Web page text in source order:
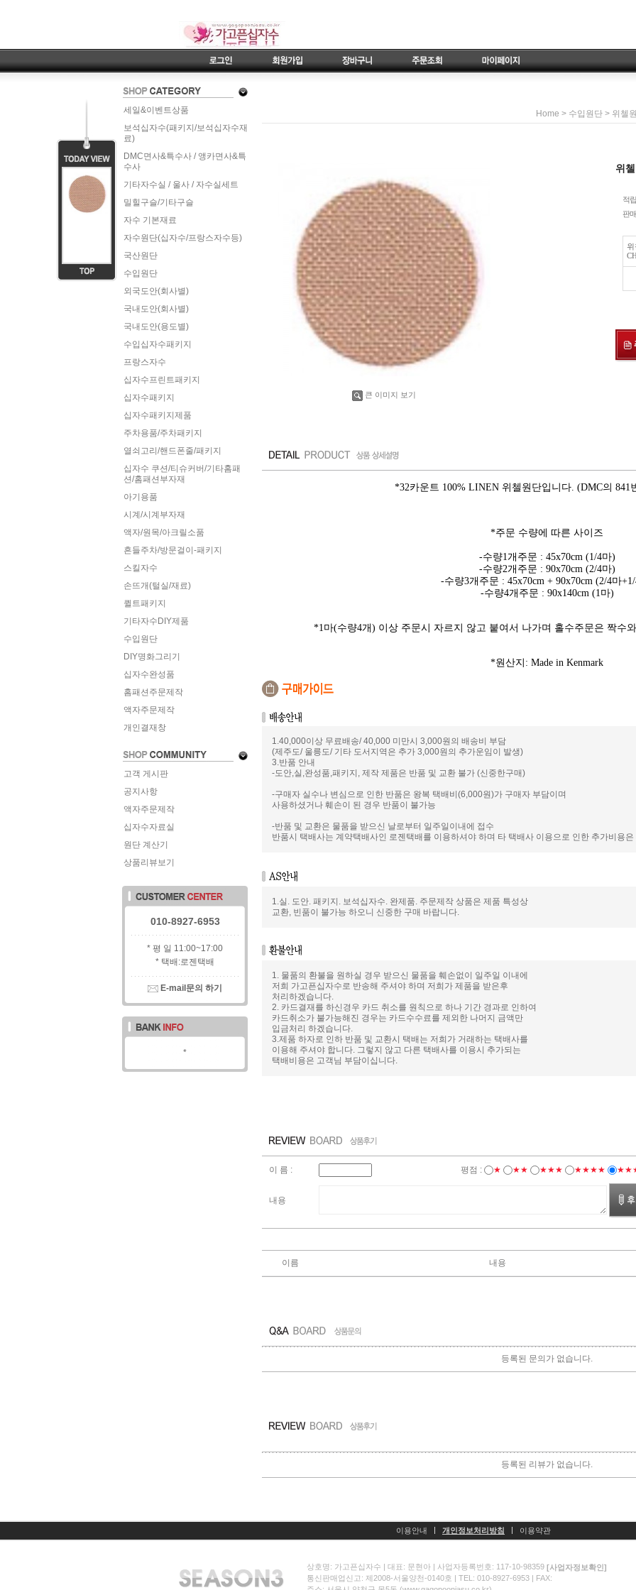
세일&이벤트상품
보석십자수(패키지/보석십자수재
료)
DMC면사&특수사 / 앵카면사&특
수사
기타자수실 / 울사 / 자수실세트
밀힐구슬/기타구슬
자수 기본재료
자수원단(십자수/프랑스자수등)
국산원단
수입원단
외국도안(회사별)
국내도안(회사별)
국내도안(용도별)
수입십자수패키지
프랑스자수
십자수프린트패키지
십자수패키지
십자수패키지제품
주차용품/주차패키지
열쇠고리/핸드폰줄/패키지
십자수 쿠션/티슈커버/기타홈패
션/홈패션부자재
아기용품
시계/시계부자재
액자/원목/아크릴소품
흔들주차/방문걸이-패키지
스킬자수
손뜨개(털실/재료)
퀼트패키지
기타자수DIY제품
수입원단
DIY명화그리기
십자수완성품
홈패션주문제작
액자주문제작
개인결재창
고객 게시판
공지사항
액자주문제작
십자수자료실
원단 계산기
상품리뷰보기
010-8927-6953
* 평 일 11:00~17:00
* 택배:로젠택배
E-mail문의 하기
*
Home > 수입원단 > 위첼
큰 이미지 보기
위
적
판
위
*32카운트 100% LINEN 위첼원단입니다. (DMC의 841
*주문 수량에 따른 사이즈
-수량1개주문 : 45x70cm (1/4마)
-수량2개주문 : 90x70cm (2/4마)
-수량3개주문 : 45x70cm + 90x70cm (2/4마
-수량4개주문 : 90x140cm (1마)
*1마(수량4개) 이상 주문시 자르지 않고 붙여서 나가며 홀수주문은 짝수
*원산지: Made in Kenmark
1.40,000이상 무료배송/ 40,000 미만시 3,000원의 배송비 부담
(제주도/ 울릉도/ 기타 도서지역은 추가 3,000원의 추가운임이 발생)
3.반품 안내
-도안,실,완성품,패키지, 제작 제품은 반품 및 교환 불가 (신중한구매)
-구매자 실수나 변심으로 인한 반품은 왕복 택배비(6,000원)가 구매자 부담이며
사용하셨거나 훼손이 된 경우 반품이 불가능
-반품 및 교환은 물품을 받으신 날로부터 일주일이내에 접수
반품시 택배사는 계약택배사인 로젠택배를 이용하셔야 하며 타 택배사 이용으로 인한 추가비용은
1.실. 도안. 패키지. 보석십자수. 완제품. 주문제작 상품은 제품 특성상
교환, 빈품이 불가능 하오니 신중한 구매 바랍니다.
1. 물품의 환불을 원하실 경우 받으신 물품을 훼손없이 일주일 이내에
저희 가고픈십자수로 반송해 주셔야 하며 저희가 제품을 받은후
처리하겠습니다.
2. 카드결재를 하신경우 카드 취소를 원칙으로 하나 기간 경과로 인하여
카드취소가 불가능해진 경우는 카드수수료를 제외한 나머지 금액만
입금처리 하겠습니다.
3.제품 하자로 인하 반품 및 교환시 택배는 저희가 거래하는 택배사를
이용해 주셔야 합니다. 그렇지 않고 다른 택배사를 이용시 추가되는
택배비용은 고객님 부담이십니다.
이 름 : 평점 : ★ ★★ ★★★ ★★★★
내용
이름 내용
등록된 문의가 없습니다.
등록된 리뷰가 없습니다.
이용안내 개인정보처리방침 이용약관
상호명: 가고픈십자수 | 대표: 문현아 | 사업자등록번호: 117-10-98359 [사업자정보확인]
통신판매업신고: 제2008-서울양천-0140호 | TEL: 010-8927-6953 | FAX: